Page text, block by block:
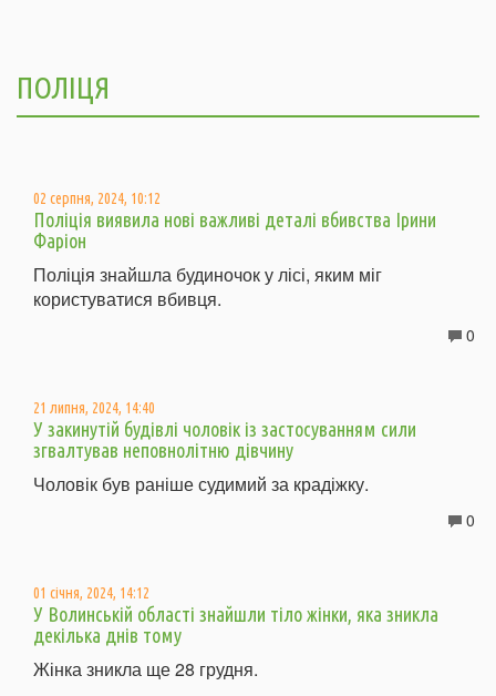
ПОЛІЦЯ
02 серпня, 2024, 10:12
Поліція виявила нові важливі деталі вбивства Ірини
Фаріон
Поліція знайшла будиночок у лісі, яким міг
користуватися вбивця.
0
21 липня, 2024, 14:40
У закинутій будівлі чоловік із застосуванням сили
згвалтував неповнолітню дівчину
Чоловік був раніше судимий за крадіжку.
0
01 січня, 2024, 14:12
У Волинській області знайшли тіло жінки, яка зникла
декілька днів тому
Жінка зникла ще 28 грудня.